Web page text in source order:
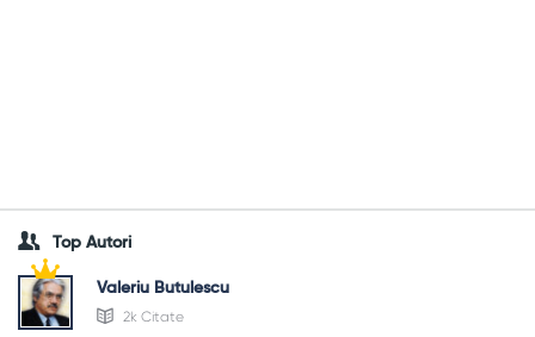
Top Autori
Valeriu Butulescu
2k Citate